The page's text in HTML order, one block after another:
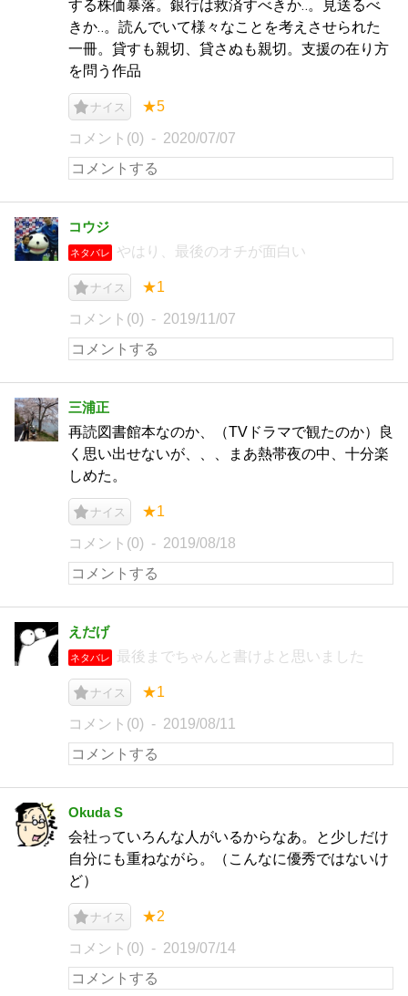
する株価暴落。銀行は救済すべきか‥。見送るべ
きか‥。読んでいて様々なことを考えさせられた
一冊。貸すも親切、貸さぬも親切。支援の在り方
を問う作品
ナイス ★5
コメント(0) 2020/07/07
コウジ
ネタバレ やはり、最後のオチが面白い
ナイス ★1
コメント(0) 2019/11/07
三浦正
再読図書館本なのか、（TVドラマで観たのか）良
く思い出せないが、、、まあ熱帯夜の中、十分楽
しめた。
ナイス ★1
コメント(0) 2019/08/18
えだげ
ネタバレ 最後までちゃんと書けよと思いました
ナイス ★1
コメント(0) 2019/08/11
Okuda S
会社っていろんな人がいるからなあ。と少しだけ
自分にも重ねながら。（こんなに優秀ではないけ
ど）
ナイス ★2
コメント(0) 2019/07/14